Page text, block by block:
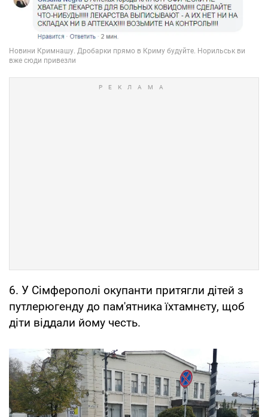
6. У Сімферополі окупанти притягли дітей з
путлерюгенду до пам'ятника їхтамнєту, щоб
діти віддали йому честь.